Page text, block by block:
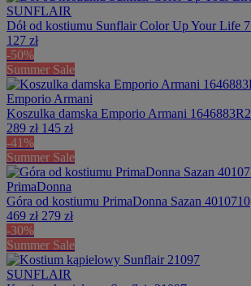
SUNFLAIR
Dół od kostiumu Sunflair Color Up Your Life
127 zł
-50%
Summer Sale
Emporio Armani
Koszulka damska Emporio Armani
289 zł 145 zł
-41%
Summer Sale
PrimaDonna
Góra od kostiumu PrimaDonna Sazan 4010710
469 zł 279 zł
-30%
Summer Sale
SUNFLAIR